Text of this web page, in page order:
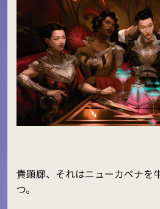
貴顕廊、それはニューカペナを
つ。